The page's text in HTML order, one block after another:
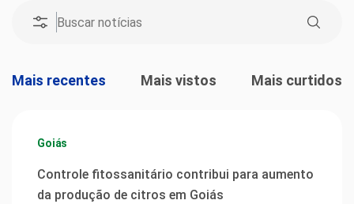
Mais recentes Mais vistos Mais curtidos
Goiás
Controle fitossanitário contribui para aumento
da produção de citros em Goiás